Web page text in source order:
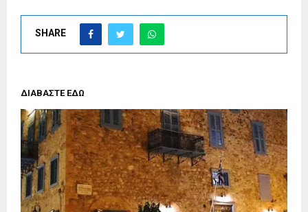
SHARE
ΔΙΑΒΑΣΤΕ ΕΔΩ